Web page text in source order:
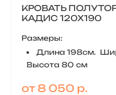
КРОВАТЬ
КАДИС 120Х190
Размеры:
Длина 198см.
Высота 80 см
от 8 050 р.